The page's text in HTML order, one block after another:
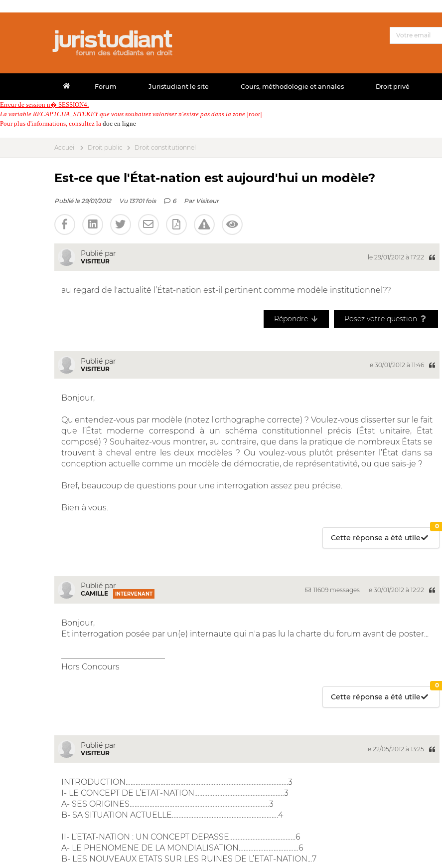
Forum Juristudiant le site Cours, méthodologie et annales Droit privé
Erreur de session n� SESSION4:
La variable RECAPTCHA_SITEKEY que vous souhaitez valoriser n'existe pas dans la zone |root|.
Pour plus d'informations, consultez la doc en ligne
Accueil Droit public Droit constitutionnel
Est-ce que l'État-nation est aujourd'hui un modèle?
Publié le 29/01/2012 Vu 13701 fois 6 Par Visiteur
Publié par
VISITEUR
le 29/01/2012 à 17:22
au regard de l'actualité l’État-nation est-il pertinent comme modèle institutionnel??
Répondre Posez votre question
Publié par
VISITEUR
le 30/01/2012 à 11:46
Bonjour,
Qu'entendez-vous par modèle (notez l'orthographe correcte) ? Voulez-vous disserter sur le fait
que l’État moderne correspond à un schéma constitutionnel précis (État unitaire, État
composé) ? Souhaitez-vous montrer, au contraire, que dans la pratique de nombreux États se
trouvent à cheval entre les deux modèles ? Ou voulez-vous plutôt présenter l’État dans sa
conception actuelle comme un modèle de démocratie, de représentativité, ou que sais-je ?
Bref, beaucoup de questions pour une interrogation assez peu précise.
Bien à vous.
Cette réponse a été utile
0
Publié par
CAMILLE INTERVENANT
11609 messages le 30/01/2012 à 12:22
Bonjour,
Et interrogation posée par un(e) internaute qui n'a pas lu la charte du forum avant de poster...
Hors Concours
Cette réponse a été utile
0
Publié par
VISITEUR
le 22/05/2012 à 13:25
INTRODUCTION……………………………………………………………………………………..3
I- LE CONCEPT DE L’ETAT-NATION………………………………………………3
A- SES ORIGINES…………………………………………………………………………3
B- SA SITUATION ACTUELLE……………………………………………………….4
II- L’ETAT-NATION : UN CONCEPT DEPASSE………………………………….6
A- LE PHENOMENE DE LA MONDIALISATION………………………………6
B- LES NOUVEAUX ETATS SUR LES RUINES DE L’ETAT-NATION...7